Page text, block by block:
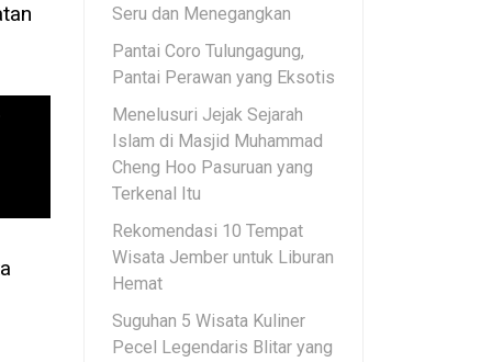
Seru dan Menegangkan
Pantai Coro Tulungagung,
Pantai Perawan yang Eksotis
Menelusuri Jejak Sejarah
Islam di Masjid Muhammad
Cheng Hoo Pasuruan yang
Terkenal Itu
Rekomendasi 10 Tempat
Wisata Jember untuk Liburan
Hemat
Suguhan 5 Wisata Kuliner
Pecel Legendaris Blitar yang